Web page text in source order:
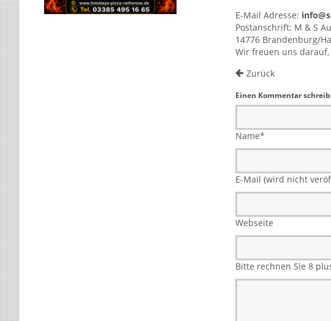
E-Mail Adresse:
Postanschrift: M & S
14776 Brandenburg/
Wir freuen uns
Zurück
Einen Kommentar
Name*
E-Mail (wird nicht
Webseite
Bitte rechnen Sie 8